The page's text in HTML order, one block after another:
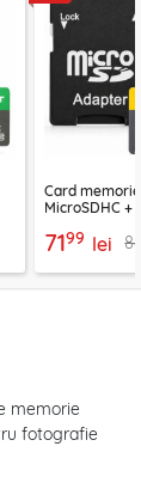
Card
MicroSDHC +
7199 lei
memorie
fotografie